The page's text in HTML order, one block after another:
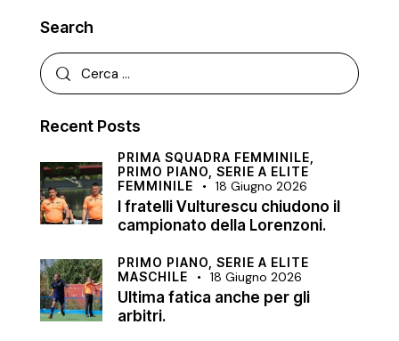
Search
Recent Posts
PRIMA SQUADRA FEMMINILE,
PRIMO PIANO, SERIE A ELITE
FEMMINILE
18 Giugno 2026
I fratelli Vulturescu chiudono il
campionato della Lorenzoni.
PRIMO PIANO, SERIE A ELITE
MASCHILE
18 Giugno 2026
Ultima fatica anche per gli
arbitri.